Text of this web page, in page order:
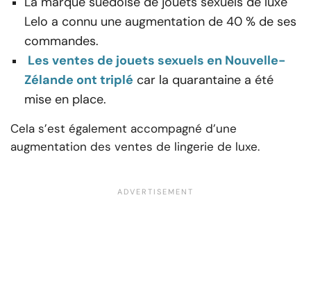
Lelo a connu une augmentation de 40 % de ses
commandes.
Les ventes de jouets sexuels en Nouvelle-
Zélande ont triplé car la quarantaine a été
mise en place.
Cela s’est également accompagné d’une
augmentation des ventes de lingerie de luxe.